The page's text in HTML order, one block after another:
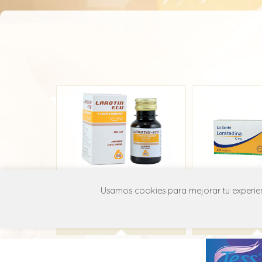
Larotin Loratadina
Usamos cookies para mejorar tu